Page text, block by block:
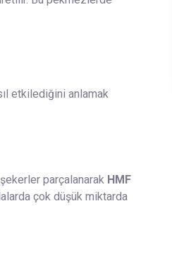
etkilediğini anlamak
parçalanarak HMF
çok düşük miktarda